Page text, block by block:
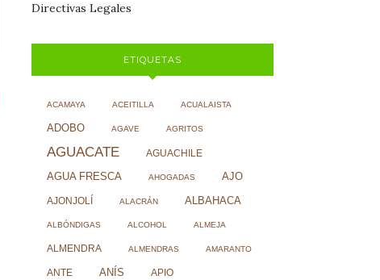
Directivas Legales
ETIQUETAS
ACAMAYA ACEITILLA ACUALAISTA
ADOBO AGAVE AGRITOS
AGUACATE AGUACHILE
AGUA FRESCA AHOGADAS AJO
AJONJOLÍ ALACRÁN ALBAHACA
ALBÓNDIGAS ALCOHOL ALMEJA
ALMENDRA ALMENDRAS AMARANTO
ANTE ANÍS APIO